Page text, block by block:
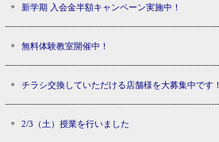
新学期 入会金半額キャンペーン実施中！
無料体験教室開催中！
チラシ交換していただける店舗様を大募集中です！
2/3（土）授業を行いました